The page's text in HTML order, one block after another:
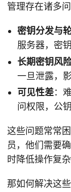
管理存在诸多问
密钥分发与
服务器，密
长期密钥风
一旦泄露，
可见性差：
问权限，公
这些问题常常
员，他们需要
时降低操作复
那如何解决这